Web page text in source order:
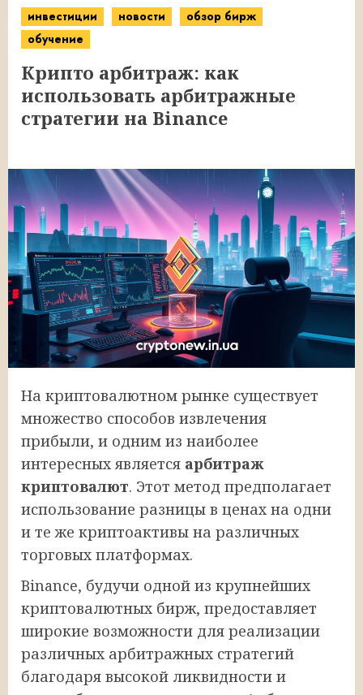
инвестиции новости
обзор бирж
обучение
Крипто арбитраж: как
использовать арбитражные
стратегии на Binance
На криптовалютном рынке существует
множество способов извлечения
прибыли, и одним из наиболее
интересных является арбитраж
криптовалют. Этот метод предполагает
использование разницы в ценах на одни
и те же криптоактивы на различных
торговых платформах.
Binance, будучи одной из крупнейших
криптовалютных бирж, предоставляет
широкие возможности для реализации
различных арбитражных стратегий
благодаря высокой ликвидности и